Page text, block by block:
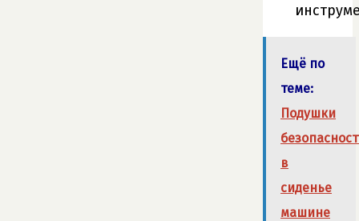
Ещё по
теме:
Подушки
в
сиденье
машине